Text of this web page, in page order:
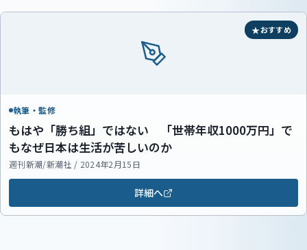
おすすめ
執筆・監修
もはや「勝ち組」ではない 「世帯年収1000万円」で
もなぜ日本は生活が苦しいのか
週刊新潮/新潮社 / 2024年2月15日
詳細へ